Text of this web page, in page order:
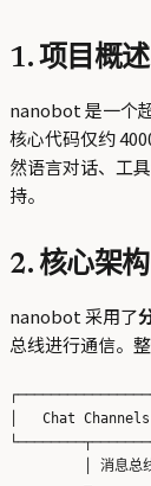
1. 项目概述
nanobot 是一个
核心代码仅约
然语言对话、工
持。
2. 核心架构
nanobot 采用了
总线进行通信。
│   Chat
│ 消息总